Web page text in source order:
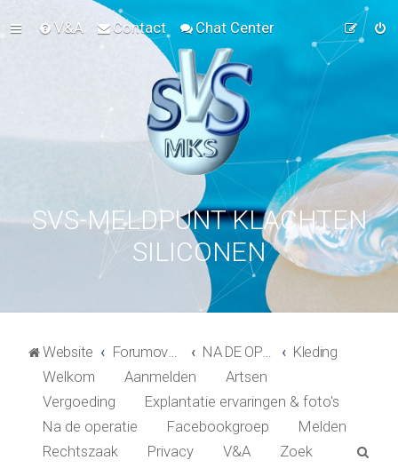
V&A Contact Chat Center
SVS-MELDPUNT KLACHTEN
SILICONEN
Website Forumoverzicht NA DE OPERATIE
Kleding
Welkom
Aanmelden
Artsen
Vergoeding
Explantatie ervaringen & foto's
Na de operatie
Facebookgroep
Melden
Rechtszaak
Privacy V&A Zoek